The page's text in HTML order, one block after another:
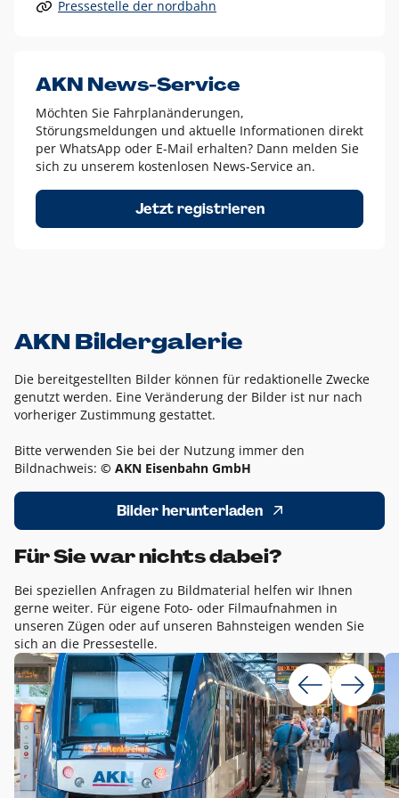
Alle anderen Logo-Varianten dürfen nur in Ausnahmefällen
Diese Ausnahmen sind zum Beispiel:
dem AKN Blau,
weißes Logo auf Fotohintergründen,
schwarzes Logo für reine Schwarz-Weiß-Umsetzungen
Um das Logo herum muss ein Schutzraum von jeweils einer
Höhe bzw. Breite des N aus AKN in alle Richtungen
Pressestelle der nordbahn
AKN News-Service
Möchten Sie Fahrplanänderungen,
Störungsmeldungen und aktuelle Informationen direkt
per WhatsApp oder E-Mail erhalten? Dann melden Sie
sich zu unserem kostenlosen News-Service an.
Jetzt registrieren
AKN Bildergalerie
Die bereitgestellten Bilder können für redaktionelle Zwecke
genutzt werden. Eine Veränderung der Bilder ist nur nach
vorheriger Zustimmung gestattet.
Bitte verwenden Sie bei der Nutzung immer den
Bildnachweis: © AKN Eisenbahn GmbH
Bilder herunterladen
Für Sie war nichts dabei?
Bei speziellen Anfragen zu Bildmaterial helfen wir Ihnen
gerne weiter. Für eigene Foto- oder Filmaufnahmen in
unseren Zügen oder auf unseren Bahnsteigen wenden Sie
sich an die Pressestelle.